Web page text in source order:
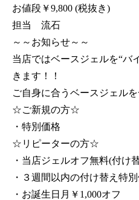
お値段￥9,800 (税抜き)
担当 流石
～～お知らせ～～
当店ではベースジェルを“バ
きます！！
ご自身に合うベースジェル
☆ご新規の方☆
・特別価格
☆リピーターの方☆
・当店ジェルオフ無料(付け
・３週間以内の付け替え特
・お誕生日月￥1,000オフ